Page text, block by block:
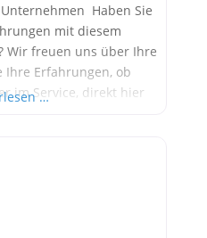
Haben Sie
mit diesem
Wir freuen uns über Ihre
Ihre Erfahrungen, ob
im Service, direkt hier
…